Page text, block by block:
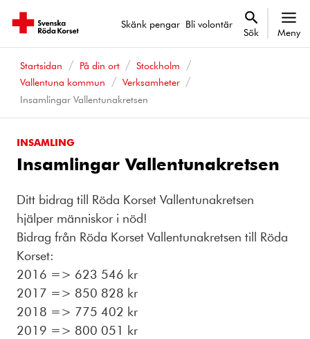
Skänk pengar Bli volontär
Sök Meny
Startsidan På din ort
Stockholm
Vallentuna kommun
Verksamheter
Insamlingar Vallentunakretsen
INSAMLING
Insamlingar Vallentunakretsen
Ditt bidrag till Röda Korset Vallentunakretsen
hjälper människor i nöd!
Bidrag från Röda Korset Vallentunakretsen till Röda
Korset:
2016 => 623 546 kr
2017 => 850 828 kr
2018 => 775 402 kr
2019 => 800 051 kr